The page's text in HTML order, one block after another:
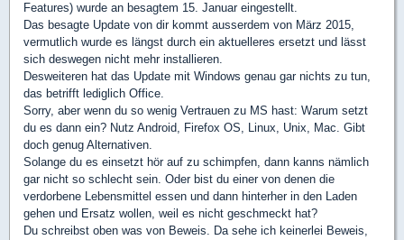
Features) wurde an besagtem 15. Januar eingestellt.
Das besagte Update von dir kommt ausserdem von März 2015,
vermutlich wurde es längst durch ein aktuelleres ersetzt und lässt
sich deswegen nicht mehr installieren.
Desweiteren hat das Update mit Windows genau gar nichts zu tun,
das betrifft lediglich Office.
Sorry, aber wenn du so wenig Vertrauen zu MS hast: Warum setzt
du es dann ein? Nutz Android, Firefox OS, Linux, Unix, Mac. Gibt
doch genug Alternativen.
Solange du es einsetzt hör auf zu schimpfen, dann kanns nämlich
gar nicht so schlecht sein. Oder bist du einer von denen die
verdorbene Lebensmittel essen und dann hinterher in den Laden
gehen und Ersatz wollen, weil es nicht geschmeckt hat?
Du schreibst oben was von Beweis. Da sehe ich keinerlei Beweis,